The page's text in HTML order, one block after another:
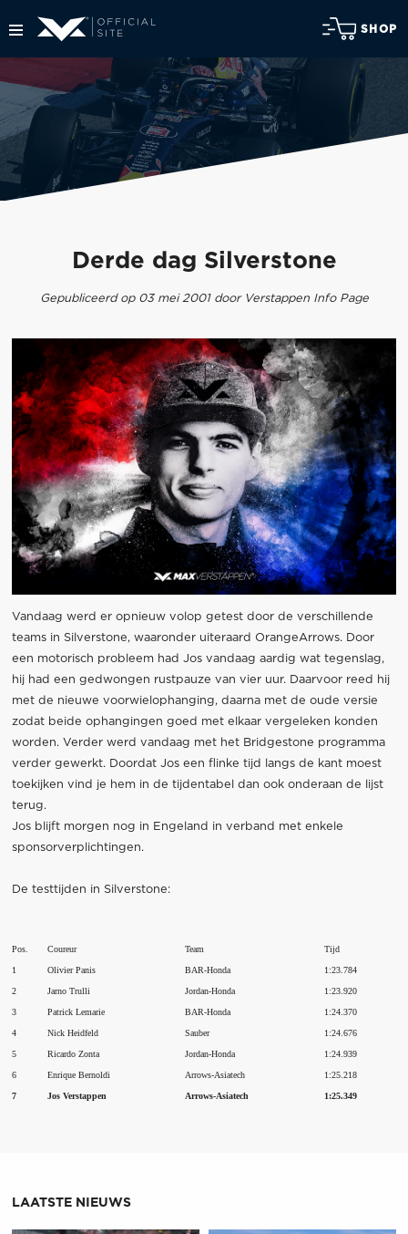
SHOP
Derde dag Silverstone
Gepubliceerd op 03 mei 2001 door Verstappen Info Page
Vandaag werd er opnieuw volop getest door de verschillende
teams in Silverstone, waaronder uiteraard OrangeArrows. Door
een motorisch probleem had Jos vandaag aardig wat tegenslag,
hij had een gedwongen rustpauze van vier uur. Daarvoor reed hij
met de nieuwe voorwielophanging, daarna met de oude versie
zodat beide ophangingen goed met elkaar vergeleken konden
worden. Verder werd vandaag met het Bridgestone programma
verder gewerkt. Doordat Jos een flinke tijd langs de kant moest
toekijken vind je hem in de tijdentabel dan ook onderaan de lijst
terug.
Jos blijft morgen nog in Engeland in verband met enkele
sponsorverplichtingen.
De testtijden in Silverstone:
Pos. Coureur Team Tijd
1 Olivier Panis BAR-Honda 1:23.784
2 Jarno Trulli Jordan-Honda 1:23.920
3 Patrick Lemarie BAR-Honda 1:24.370
4 Nick Heidfeld Sauber 1:24.676
5 Ricardo Zonta Jordan-Honda 1:24.939
6 Enrique Bernoldi Arrows-Asiatech 1:25.218
7 Jos Verstappen Arrows-Asiatech 1:25.349
LAATSTE NIEUWS